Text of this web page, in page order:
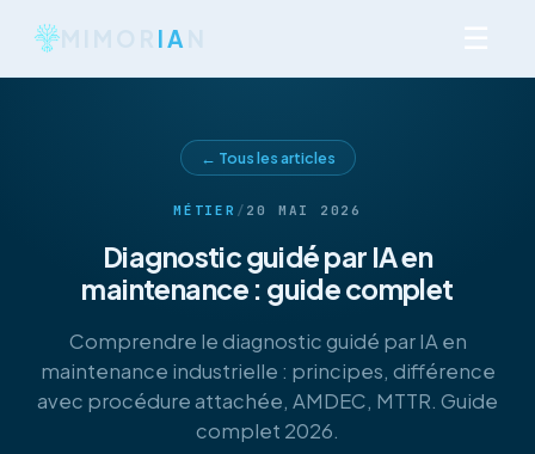
IA
← Tous les articles
MÉTIER / 20 MAI 2026
Diagnostic guidé par IA en
maintenance : guide complet
Comprendre le diagnostic guidé par IA en
maintenance industrielle : principes, différence
avec procédure attachée, AMDEC, MTTR. Guide
complet 2026.